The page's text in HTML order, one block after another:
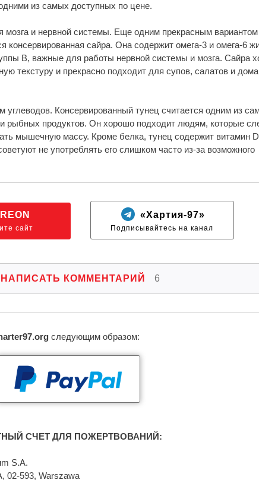
из самых доступных по цене.
и нервной системы. Еще одним прекрасным
консервированная сайра. Она содержит омега-3 и омега-6
B, важные для работы нервной системы и мозга. Сайра
текстуру и прекрасно подходит для супов, салатов и
Консервированный тунец считается одним из
рыбных продуктов. Он хорошо подходит людям, которые
мышечную массу. Кроме белка, тунец содержит витамин
не употреблять его слишком часто из-за возможного
сайт
«Хартия-97»
Подписывайтесь на канал
НАПИСАТЬ КОММЕНТАРИЙ 6
следующим образом:
СЧЕТ ДЛЯ ПОЖЕРТВОВАНИЙ:
S.A.
02-593, Warszawa